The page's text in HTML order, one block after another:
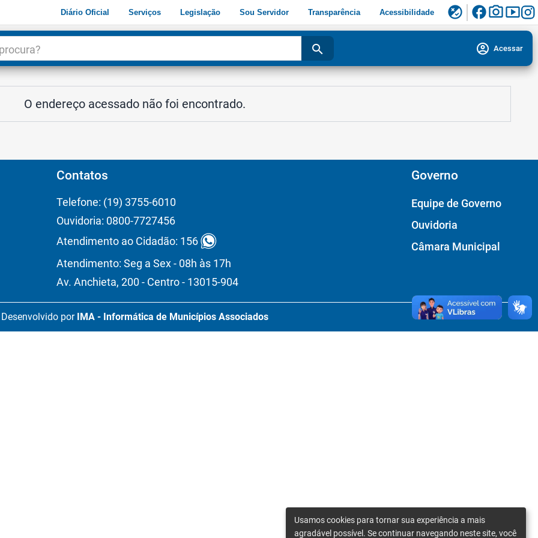
Diário Oficial Serviços Legislação Sou Servidor Transparência Acessibilidade flaky facebookphoto_camerasmart_display
search account_circle Acessar
O endereço acessado não foi encontrado.
Contatos
Telefone: (19) 3755-6010
Ouvidoria: 0800-7727456
Atendimento ao Cidadão: 156
Atendimento: Seg a Sex - 08h às 17h
Av. Anchieta, 200 - Centro - 13015-904
Governo
Equipe de Governo
Ouvidoria
Câmara Municipal
Desenvolvido por IMA - Informática de Municípios Associados
Usamos cookies para tornar sua experiência a mais
agradável possível. Se continuar navegando neste site, você